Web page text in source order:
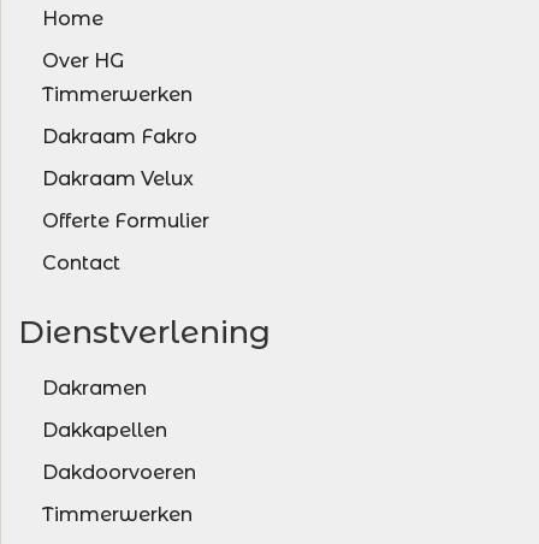
Home
Over HG
Timmerwerken
Dakraam Fakro
Dakraam Velux
Offerte Formulier
Contact
Dienstverlening
Dakramen
Dakkapellen
Dakdoorvoeren
Timmerwerken